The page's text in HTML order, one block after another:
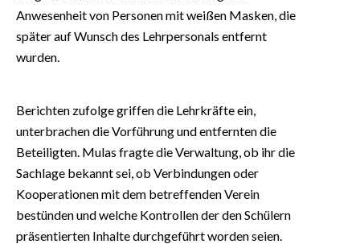
Anwesenheit von Personen mit weißen Masken, die
später auf Wunsch des Lehrpersonals entfernt
wurden.
Berichten zufolge griffen die Lehrkräfte ein,
unterbrachen die Vorführung und entfernten die
Beteiligten. Mulas fragte die Verwaltung, ob ihr die
Sachlage bekannt sei, ob Verbindungen oder
Kooperationen mit dem betreffenden Verein
bestünden und welche Kontrollen der den Schülern
präsentierten Inhalte durchgeführt worden seien.